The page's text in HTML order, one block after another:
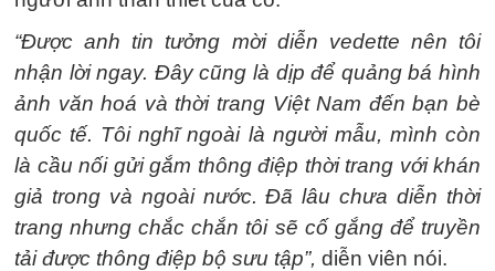
“Được anh tin tưởng mời diễn vedette nên tôi
nhận lời ngay. Đây cũng là dịp để quảng bá hình
ảnh văn hoá và thời trang Việt Nam đến bạn bè
quốc tế. Tôi nghĩ ngoài là người mẫu, mình còn
là cầu nối gửi gắm thông điệp thời trang với khán
giả trong và ngoài nước. Đã lâu chưa diễn thời
trang nhưng chắc chắn tôi sẽ cố gắng để truyền
tải được thông điệp bộ sưu tập”, diễn viên nói.